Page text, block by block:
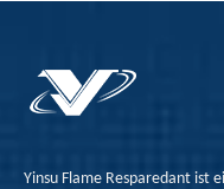
Yinsu Flame Resparedant ist